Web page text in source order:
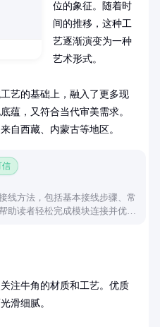
位的象征。随着时
间的推移，这种工
艺逐渐演变为一种
艺术形式。
艺的基础上，融入了更多现
蕴，又符合当代审美需求。
自西藏、内蒙古等地区。
信
线方法，包括基本接线步骤、常
助读者轻松完成模块连接并优化
注牛角的材质和工艺。优质
滑细腻。